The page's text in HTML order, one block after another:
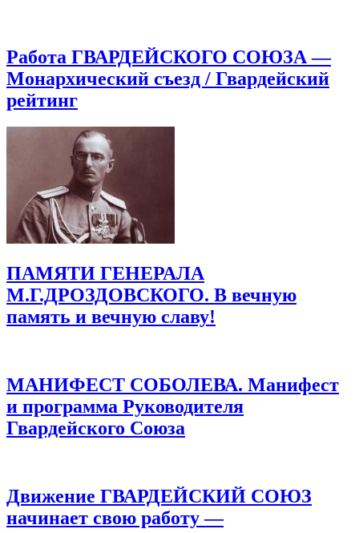
Работа ГВАРДЕЙСКОГО СОЮЗА —
Монархический съезд / Гвардейский
рейтинг
ПАМЯТИ ГЕНЕРАЛА
М.Г.ДРОЗДОВСКОГО. В вечную
память и вечную славу!
МАНИФЕСТ СОБОЛЕВА. Манифест
и программа Руководителя
Гвардейского Союза
Движение ГВАРДЕЙСКИЙ СОЮЗ
начинает свою работу —